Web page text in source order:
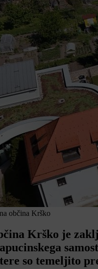
občina Krško
Krško je
so temeljito